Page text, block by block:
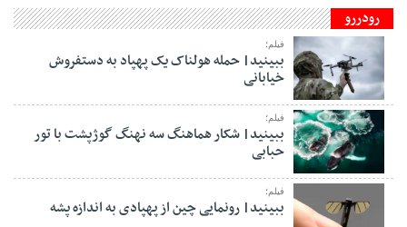
رودررو
فیلم؛
ببینید| حمله هولناک یک پهپاد به دستفروش
خیابانی
فیلم؛
ببینید| شکار هماهنگ سه نهنگ گوژپشت با تور
حبابی
فیلم؛
ببینید| رونمایی چین از پهپادی به اندازه پشه